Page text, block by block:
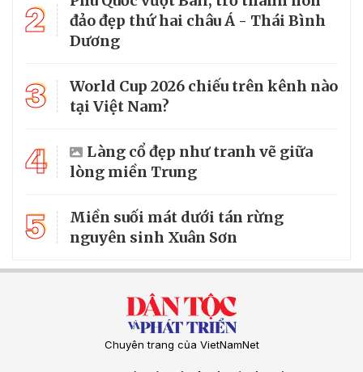
2
đảo đẹp thứ hai châu Á - Thái Bình
Dương
3
World Cup 2026 chiếu trên kênh nào
tại Việt Nam?
4
Làng cổ đẹp như tranh vẽ giữa
lòng miền Trung
5
Miền suối mát dưới tán rừng
nguyên sinh Xuân Sơn
Chuyên trang của VietNamNet